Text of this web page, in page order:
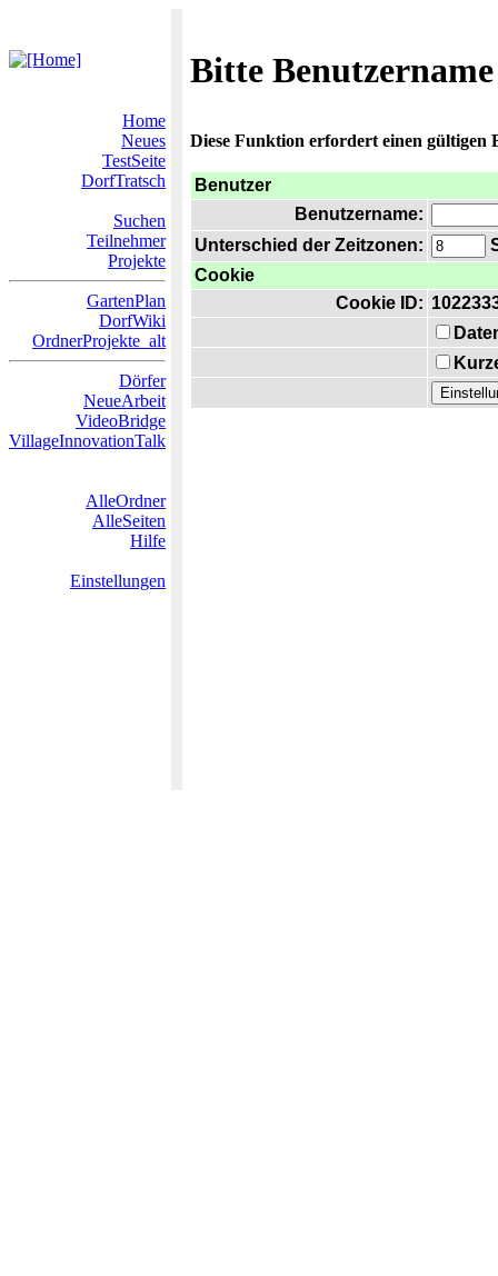
Bitte
Home
Neues
TestSeite
DorfTratsch
Suchen
Teilnehmer
Projekte
GartenPlan
DorfWiki
OrdnerProjekte_alt
Dörfer
NeueArbeit
VideoBridge
VillageInnovationTalk
AlleOrdner
AlleSeiten
Hilfe
Einstellungen
Diese Funktion erfordert einen gültigen
Benutzer
Benutzername:
Unterschied der Zeitzonen:
Cookie
Cookie ID: